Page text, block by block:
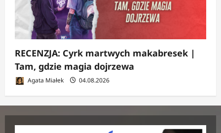
RECENZJA: Cyrk martwych makabresek |
Tam, gdzie magia dojrzewa
Agata Miałek 04.08.2026